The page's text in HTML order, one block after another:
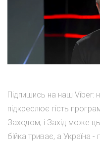
Підпишись на наш Viber:
підкреслює гість
Заходом, і Захід може
бійка триває, а Україна -